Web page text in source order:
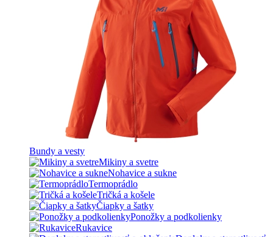
Bundy a vesty
Mikiny a svetre
Nohavice a sukne
Termoprádlo
Tričká a košele
Čiapky a šatky
Ponožky a podkolienky
Rukavice